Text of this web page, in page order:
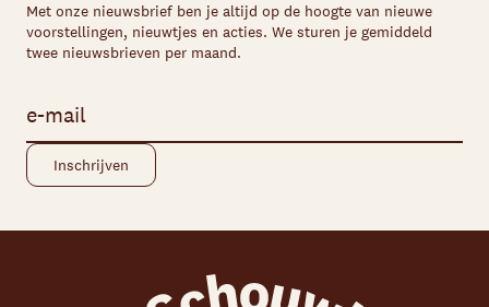
Met onze nieuwsbrief ben je altijd op de hoogte van nieuwe
voorstellingen, nieuwtjes en acties. We sturen je gemiddeld
twee nieuwsbrieven per maand.